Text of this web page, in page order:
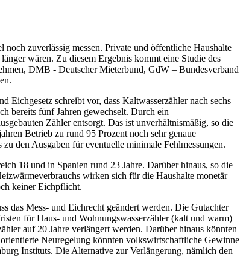
zuverlässig messen. Private und öffentliche Haushalte
wären. Zu diesem Ergebnis kommt eine Studie des
DMB - Deutscher Mieterbund, GdW – Bundesverband
Eichgesetz schreibt vor, dass Kaltwasserzähler nach sechs
bereits fünf Jahren gewechselt. Durch ein
Zähler entsorgt. Das ist unverhältnismäßig, so die
Betrieb zu rund 95 Prozent noch sehr genaue
den Ausgaben für eventuelle minimale Fehlmessungen.
18 und in Spanien rund 23 Jahre. Darüber hinaus, so die
wirken sich für die Haushalte monetär
keiner Eichpflicht.
das Mess- und Eichrecht geändert werden. Die Gutachter
für Haus- und Wohnungswasserzähler (kalt und warm)
auf 20 Jahre verlängert werden. Darüber hinaus könnten
Neuregelung könnten volkswirtschaftliche Gewinne
Instituts. Die Alternative zur Verlängerung, nämlich den